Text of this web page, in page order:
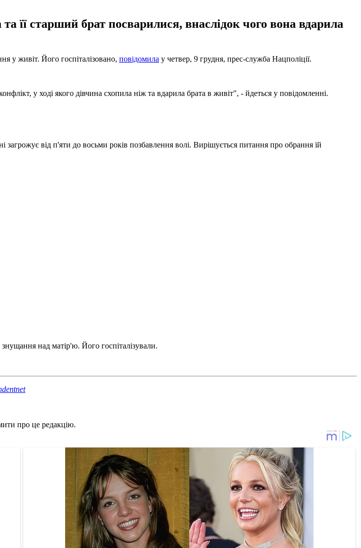
її старший брат посварилися, внаслідок чого вона вдарила
у живіт. Його госпіталізовано, повідомила у четвер, 9 грудня, прес-служба Нацполіції.
у ході якого дівчина схопила ніж та вдарила брата в живіт", - йдеться у повідомленні.
від п'яти до восьми років позбавлення волі. Вирішується питання про обрання їй
знущання над матір'ю. Його госпіталізували.
про це редакцію.